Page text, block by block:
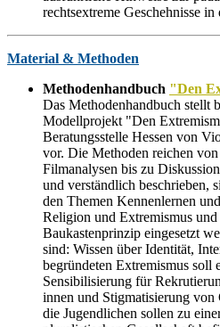
rechtsextreme Geschehnisse
Material & Methoden
Methodenhandbuch "Den
Das Methodenhandbuch stellt
Modellprojekt "Den
Beratungsstelle Hessen von
vor. Die Methoden reichen
Filmanalysen bis zu
und verständlich beschrieben,
den Themen Kennenlernen
Religion und Extremismus
Baukastenprinzip eingesetzt
sind: Wissen über Identität,
begründeten Extremismus soll
Sensibilisierung für
innen und Stigmatisierung
die Jugendlichen sollen zu